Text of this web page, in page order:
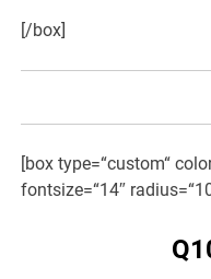
[/box]
[box type=“custom“
fontsize=“14″